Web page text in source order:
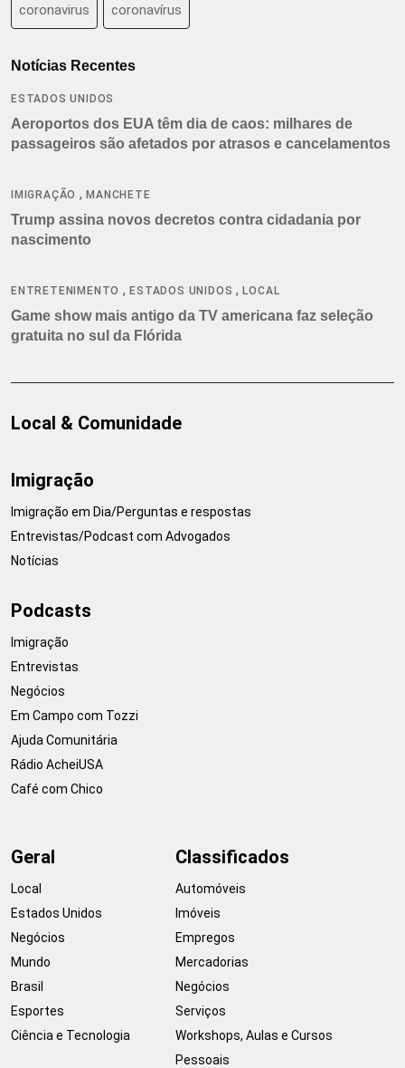
coronavirus coronavírus
Notícias Recentes
ESTADOS UNIDOS
Aeroportos dos EUA têm dia de caos: milhares de
passageiros são afetados por atrasos e cancelamentos
IMIGRAÇÃO ,MANCHETE
Trump assina novos decretos contra cidadania por
nascimento
ENTRETENIMENTO ,ESTADOS UNIDOS ,LOCAL
Game show mais antigo da TV americana faz seleção
gratuita no sul da Flórida
Local & Comunidade
Imigração
Imigração em Dia/Perguntas e respostas
Entrevistas/Podcast com Advogados
Notícias
Podcasts
Imigração
Entrevistas
Negócios
Em Campo com Tozzi
Ajuda Comunitária
Rádio AcheiUSA
Café com Chico
Geral
Local
Estados Unidos
Negócios
Mundo
Brasil
Esportes
Ciência e Tecnologia
Classificados
Automóveis
Imóveis
Empregos
Mercadorias
Negócios
Serviços
Workshops, Aulas e Cursos
Pessoais